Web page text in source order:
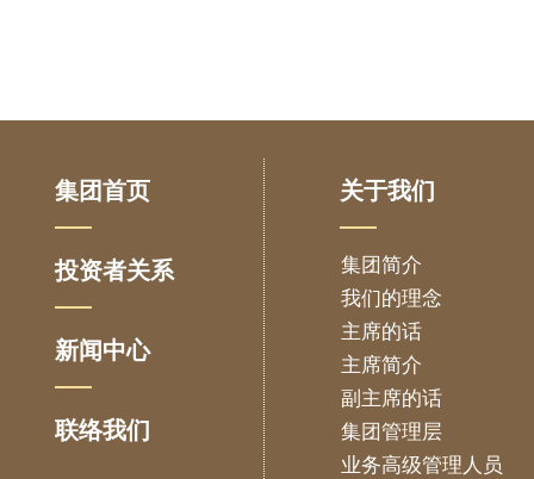
集团首页
投资者关系
新闻中心
联络我们
关于我们
集团简介
我们的理念
主席的话
主席简介
副主席的话
集团管理层
业务高级管理人员